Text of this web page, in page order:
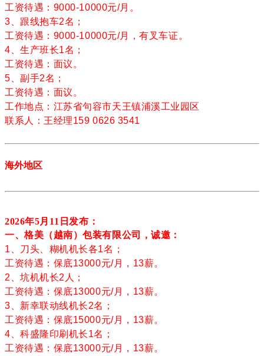
工资待遇：9000-10000元/月。
3、跟线抱车2名；
工资待遇：9000-10000元/月，有叉车证。
4、生产班长1名；
工资待遇：面议。
5、副手2名；
工资待遇：面议。
工作地点：江苏省句容市天王镇浦溪工业园区
联系人：王经理159 0626 3541
海外地区
2026年5月11 日发布：
一、格美（越南）包装有限公司，诚邀：
1、刀头、糊机机长各1名；
工资待遇：保底13000元/月，13薪。
2、坑机机长2人；
工资待遇：保底13000元/月，13薪。
3、新幸联动线机长2名；
工资待遇：保底15000元/月，13薪。
4、科盛隆印刷机长1名；
工资待遇：保底13000元/月，13薪。